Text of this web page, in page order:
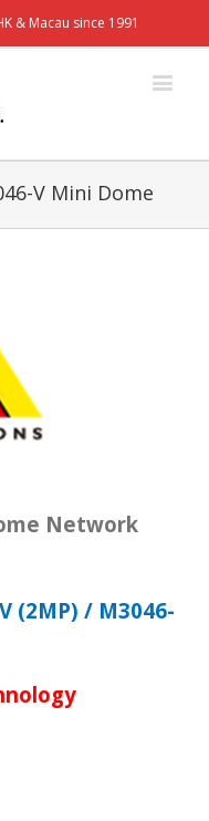
& Macau since 1991
V Mini Dome
Network
(2MP) / M3046-